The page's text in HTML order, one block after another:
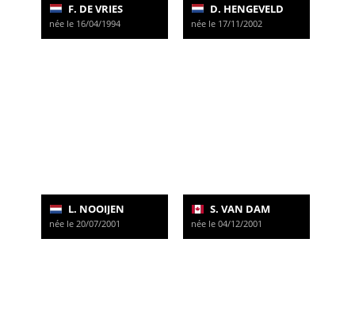
F. DE VRIES
née le 16/04/1994
D. HENGEVELD
née le 17/11/2002
L. NOOIJEN
née le 20/07/2001
S. VAN DAM
née le 04/12/2001